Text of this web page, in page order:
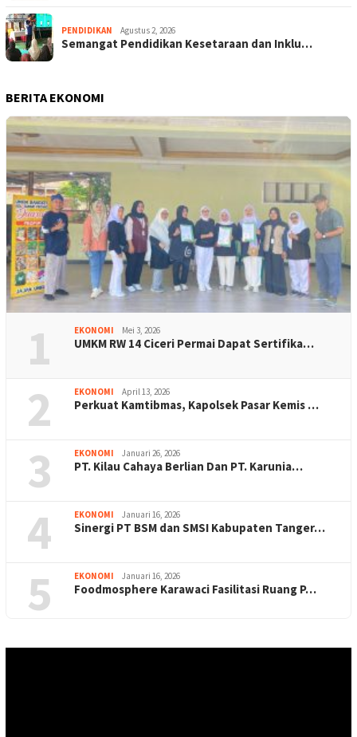
PENDIDIKAN Agustus 2, 2026
Semangat Pendidikan Kesetaraan dan Inklu…
BERITA EKONOMI
1 EKONOMI Mei 3, 2026
UMKM RW 14 Ciceri Permai Dapat Sertifika…
2 EKONOMI April 13, 2026
Perkuat Kamtibmas, Kapolsek Pasar Kemis …
3 EKONOMI Januari 26, 2026
PT. Kilau Cahaya Berlian Dan PT. Karunia…
4 EKONOMI Januari 16, 2026
Sinergi PT BSM dan SMSI Kabupaten Tanger…
5 EKONOMI Januari 16, 2026
Foodmosphere Karawaci Fasilitasi Ruang P…